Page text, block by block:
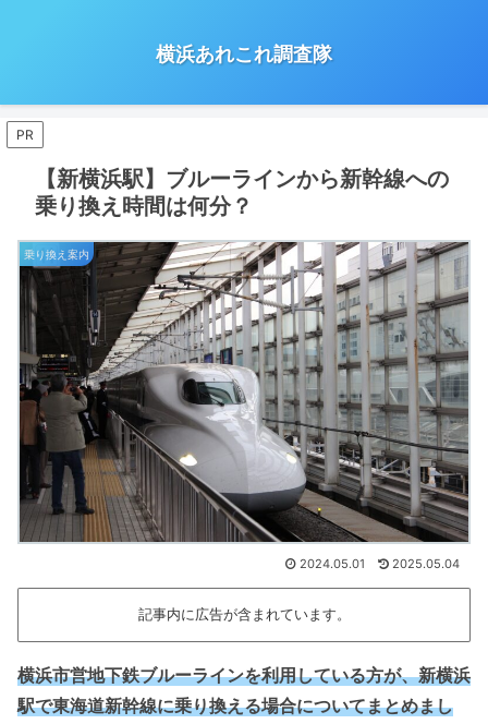
横浜あれこれ調査隊
PR
【新横浜駅】ブルーラインから新幹線への
乗り換え時間は何分？
乗り換え案内
2024.05.01 2025.05.04
記事内に広告が含まれています。
横浜市営地下鉄ブルーラインを利用している方が、新横浜
駅で東海道新幹線に乗り換える場合についてまとめまし